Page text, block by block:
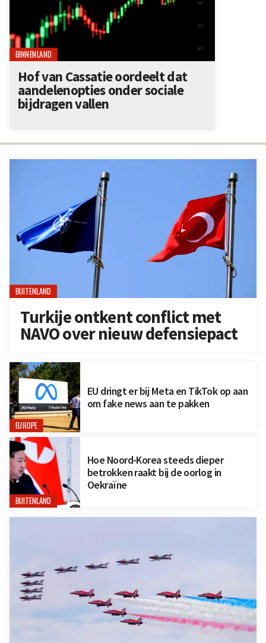
BUITENLAND
Turkije ontkent conflict met
NAVO over nieuw defensiepact
EUROPE
EU dringt er bij Meta en TikTok op aan
om fake news aan te pakken
BUITENLAND
Hoe Noord-Korea steeds dieper
betrokken raakt bij de oorlog in
Oekraïne
BINNENLAND
Hof van Cassatie oordeelt dat
aandelenopties onder sociale
bijdragen vallen